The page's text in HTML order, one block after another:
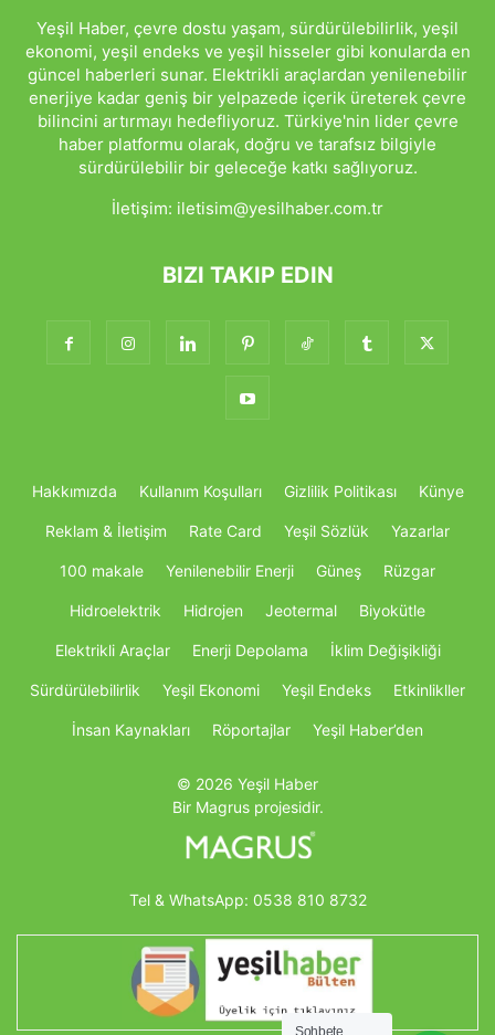
Yeşil Haber, çevre dostu yaşam, sürdürülebilirlik, yeşil
ekonomi, yeşil endeks ve yeşil hisseler gibi konularda en
güncel haberleri sunar. Elektrikli araçlardan yenilenebilir
enerjiye kadar geniş bir yelpazede içerik üreterek çevre
bilincini artırmayı hedefliyoruz. Türkiye'nin lider çevre
haber platformu olarak, doğru ve tarafsız bilgiyle
sürdürülebilir bir geleceğe katkı sağlıyoruz.
İletişim: iletisim@yesilhaber.com.tr
BIZI TAKIP EDIN
Hakkımızda Kullanım Koşulları Gizlilik Politikası Künye
Reklam & İletişim Rate Card Yeşil Sözlük Yazarlar
100 makale Yenilenebilir Enerji Güneş Rüzgar
Hidroelektrik Hidrojen Jeotermal Biyokütle
Elektrikli Araçlar Enerji Depolama İklim Değişikliği
Sürdürülebilirlik Yeşil Ekonomi Yeşil Endeks Etkinlikller
İnsan Kaynakları Röportajlar Yeşil Haber’den
© 2026 Yeşil Haber
Bir Magrus projesidir.
Tel & WhatsApp: 0538 810 8732
Sohbete